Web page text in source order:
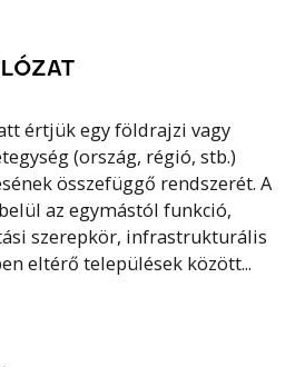
értjük egy földrajzi vagy
(ország, régió, stb.)
összefüggő rendszerét. A
az egymástól funkció,
szerepkör, infrastrukturális
eltérő települések között...